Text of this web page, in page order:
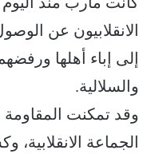
الانقلابيون عن
إلى إباء أهلها
والسلالية.
وقد تمكنت
الجماعة